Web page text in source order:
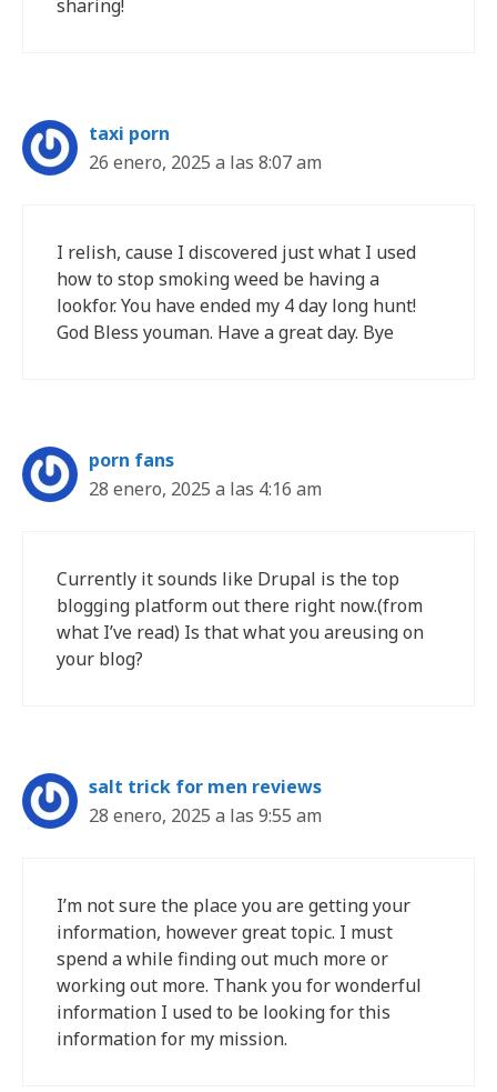
sharing!
taxi porn
26 enero, 2025 a las 8:07 am
I relish, cause I discovered just what I used
how to stop smoking weed be having a
lookfor. You have ended my 4 day long hunt!
God Bless youman. Have a great day. Bye
porn fans
28 enero, 2025 a las 4:16 am
Currently it sounds like Drupal is the top
blogging platform out there right now.(from
what I’ve read) Is that what you areusing on
your blog?
salt trick for men reviews
28 enero, 2025 a las 9:55 am
I’m not sure the place you are getting your
information, however great topic. I must
spend a while finding out much more or
working out more. Thank you for wonderful
information I used to be looking for this
information for my mission.